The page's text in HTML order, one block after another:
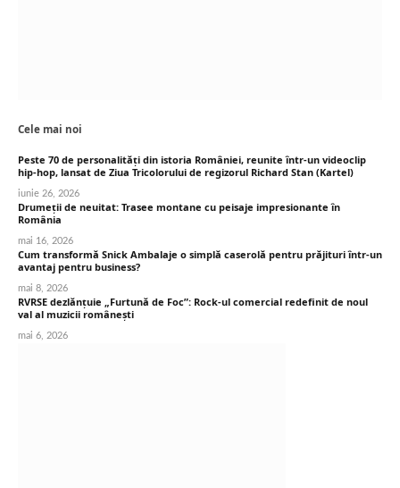
Cele mai noi
Peste 70 de personalități din istoria României, reunite într-un videoclip
hip-hop, lansat de Ziua Tricolorului de regizorul Richard Stan (Kartel)
iunie 26, 2026
Drumeții de neuitat: Trasee montane cu peisaje impresionante în
România
mai 16, 2026
Cum transformă Snick Ambalaje o simplă caserolă pentru prăjituri într-un
avantaj pentru business?
mai 8, 2026
RVRSE dezlănțuie „Furtună de Foc”: Rock-ul comercial redefinit de noul
val al muzicii românești
mai 6, 2026